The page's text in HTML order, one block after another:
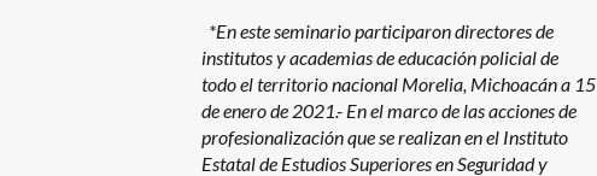
*En este seminario participaron directores de
institutos y academias de educación policial de
todo el territorio nacional Morelia, Michoacán a 15
de enero de 2021.- En el marco de las acciones de
profesionalización que se realizan en el Instituto
Estatal de Estudios Superiores en Seguridad y